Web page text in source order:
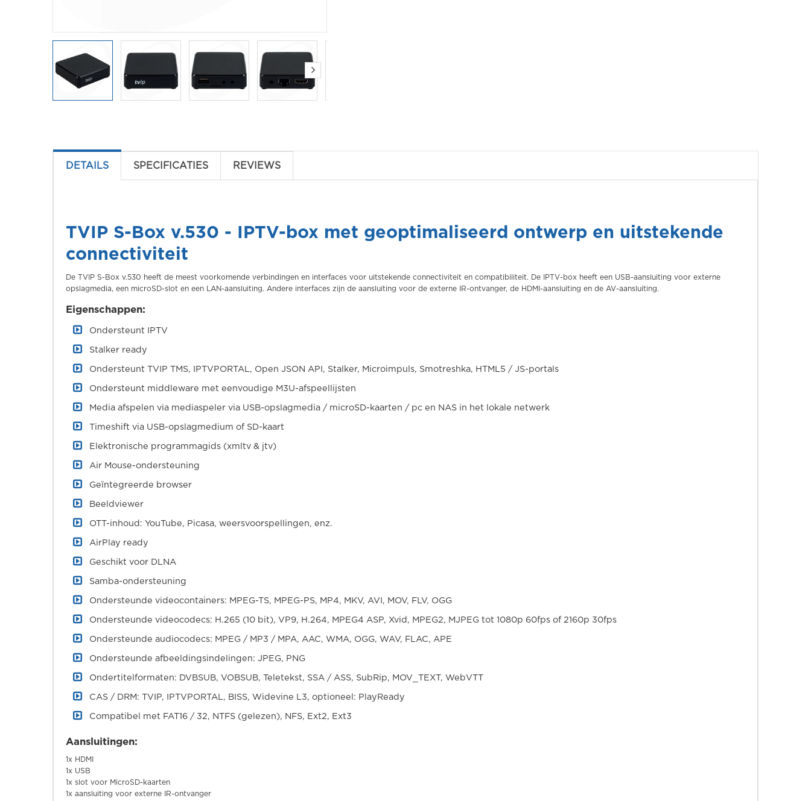
DETAILS SPECIFICATIES REVIEWS
TVIP S-Box v.530 - IPTV-box met geoptimaliseerd ontwerp en uitstekende
connectiviteit
De TVIP S-Box v.530 heeft de meest voorkomende verbindingen en interfaces voor uitstekende connectiviteit en compatibiliteit. De IPTV-box heeft een USB-aansluiting voor externe
opslagmedia, een microSD-slot en een LAN-aansluiting. Andere interfaces zijn de aansluiting voor de externe IR-ontvanger, de HDMI-aansluiting en de AV-aansluiting.
Eigenschappen:
Ondersteunt IPTV
Stalker ready
Ondersteunt TVIP TMS, IPTVPORTAL, Open JSON API, Stalker, Microimpuls, Smotreshka, HTML5 / JS-portals
Ondersteunt middleware met eenvoudige M3U-afspeellijsten
Media afspelen via mediaspeler via USB-opslagmedia / microSD-kaarten / pc en NAS in het lokale netwerk
Timeshift via USB-opslagmedium of SD-kaart
Elektronische programmagids (xmltv & jtv)
Air Mouse-ondersteuning
Geïntegreerde browser
Beeldviewer
OTT-inhoud: YouTube, Picasa, weersvoorspellingen, enz.
AirPlay ready
Geschikt voor DLNA
Samba-ondersteuning
Ondersteunde videocontainers: MPEG-TS, MPEG-PS, MP4, MKV, AVI, MOV, FLV, OGG
Ondersteunde videocodecs: H.265 (10 bit), VP9, ​​H.264, MPEG4 ASP, Xvid, MPEG2, MJPEG tot 1080p 60fps of 2160p 30fps
Ondersteunde audiocodecs: MPEG / MP3 / MPA, AAC, WMA, OGG, WAV, FLAC, APE
Ondersteunde afbeeldingsindelingen: JPEG, PNG
Ondertitelformaten: DVBSUB, VOBSUB, Teletekst, SSA / ASS, SubRip, MOV_TEXT, WebVTT
CAS / DRM: TVIP, IPTVPORTAL, BISS, Widevine L3, optioneel: PlayReady
Compatibel met FAT16 / 32, NTFS (gelezen), NFS, Ext2, Ext3
Aansluitingen:
1x HDMI
1x USB
1x slot voor MicroSD-kaarten
1x aansluiting voor externe IR-ontvanger